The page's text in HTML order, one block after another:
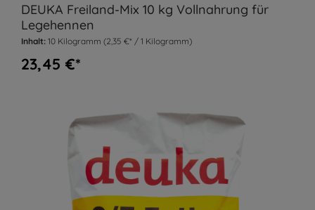
DEUKA Freiland-Mix 10 kg Vollnahrung für
Legehennen
Inhalt: 10 Kilogramm (2,35 €* / 1 Kilogramm)
23,45 €*